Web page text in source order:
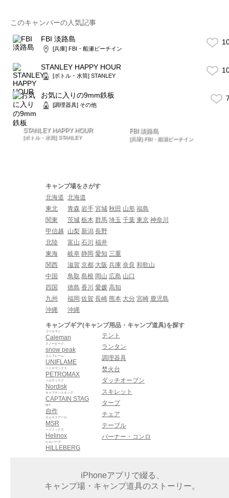
このキャンパーの人気記事
FBI 淡路島
[兵庫] FBI・船瀬ビーチイン
STANLEY HAPPY HOUR
[ボトル・水筒] STANLEY
お気に入りの9mm鉄板
[調理器具] その他
STANLEY HAPPY HOUR
[ボトル・水筒] STANLEY
FBI 淡路島
[兵庫] FBI・船瀬ビーチイン
キャンプ場をさがす
北海道 北海道
東北
青森 岩手 宮城 秋田 山形 福島
関東
茨城 栃木 群馬 埼玉 千葉 東京 神奈川
甲信越
山梨 新潟 長野
北陸
富山 石川 福井
東海
岐阜 静岡 愛知 三重
関西
滋賀 京都 大阪 兵庫 奈良 和歌山
中国
鳥取 島根 岡山 広島 山口
四国
徳島 香川 愛媛 高知
九州
福岡 佐賀 長崎 熊本 大分 宮崎 鹿児島
沖縄
沖縄
キャンプギア(キャンプ用品・キャンプ道具)を探す
Caleman
コールマン
snow peak
スノーピーク
UNIFLAME
ユニフレーム
PETROMAX
ペトロマックス
Nordisk
ノルディスク
CAPTAIN STAG
キャプテンスタッグ
自作
DIY
MSR
エムエスアール
Helinox
ヘリノックス
HILLEBERG
ヒルバーグ
テント
ランタン
調理器具
焚火台
ダッチオーブン
スキレット
タープ
チェア
テーブル
バーナー・コンロ
iPhoneアプリで綴る、
キャンプ場・キャンプ道具のストーリー。